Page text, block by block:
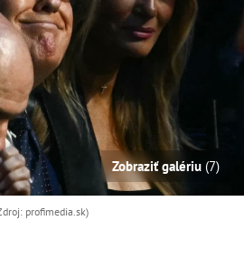
Zobraziť galériu (7)
profimedia.sk)